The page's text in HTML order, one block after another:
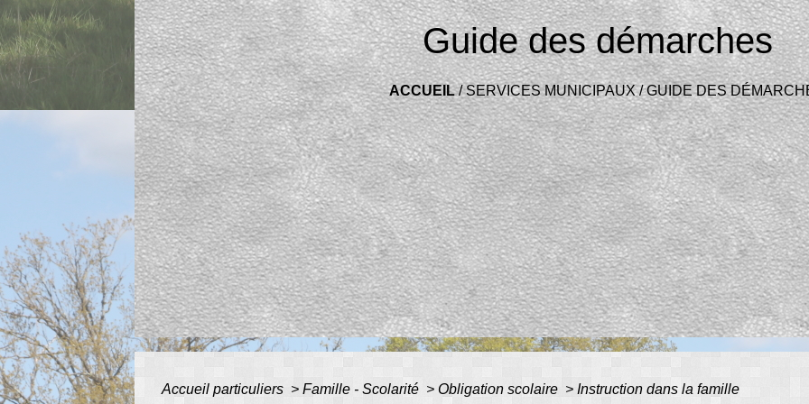
Guide des démarches
ACCUEIL/SERVICES MUNICIPAUX/GUIDE DES
Accueil particuliers > Famille - Scolarité > Obligation scolaire > Instruction dans la famille